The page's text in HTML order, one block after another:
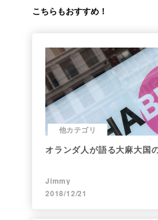
こちらもおすすめ！
他カテゴリ
オランダ人が語る大麻大国
Jimmy
2018/12/21